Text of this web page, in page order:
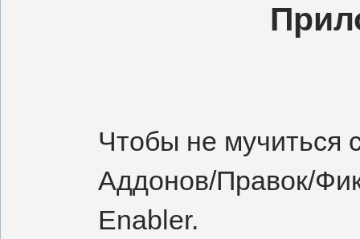
Чтобы не мучиться
Аддонов/Правок/
Enabler.